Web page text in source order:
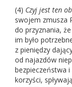
(4) Czyj jest ten
swojem zmusza
do przyznania,
im było
z pieniędzy
od najazdów
bezpieczeństwa
korzyści,